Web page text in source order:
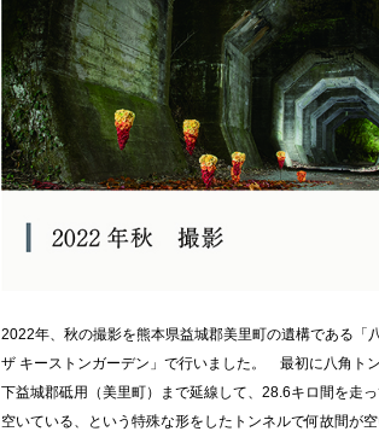
2022年、秋の撮影を熊本県益城郡美里町の遺構である「
ザ キーストンガーデン」で行いました。 最初に八角ト
下益城郡砥用（美里町）まで延線して、28.6キロ間を走
空いている、という特殊な形をしたトンネルで何故間が